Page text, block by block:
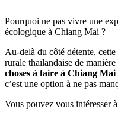
Pourquoi ne pas vivre une
écologique à Chiang Mai ?
Au-delà du côté détente,
rurale thaïlandaise de
choses à faire à Chiang Mai
c’est une option à ne pas
Vous pouvez vous intéresser